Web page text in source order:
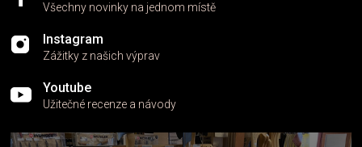
Všechny novinky na jednom místě
Instagram
Zážitky z našich výprav
Youtube
Užitečné recenze a návody